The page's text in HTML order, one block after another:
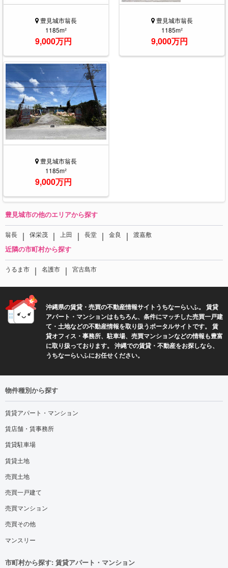
豊見城市翁長
1185m²
9,000万円
豊見城市翁長
1185m²
9,000万円
豊見城市翁長
1185m²
9,000万円
豊見城市の他のエリアから探す
翁長 ｜ 保栄茂 ｜ 上田 ｜ 長堂 ｜ 金良 ｜ 渡嘉敷
近隣の市町村から探す
うるま市 ｜ 名護市 ｜ 宮古島市
沖縄県の賃貸・売買の不動産情報サイトうちなーらいふ。 賃貸
アパート・マンションはもちろん、条件にマッチした売買一戸建
て・土地などの不動産情報を取り扱うポータルサイトです。 賃
貸オフィス・事務所、駐車場、売買マンションなどの情報も豊富
に取り扱っております。 沖縄での賃貸・不動産をお探しなら、
うちなーらいふにお任せください。
物件種別から探す
賃貸アパート・マンション
賃店舗・賃事務所
賃貸駐車場
賃貸土地
売買土地
売買一戸建て
売買マンション
売買その他
マンスリー
市町村から探す: 賃貸アパート・マンション